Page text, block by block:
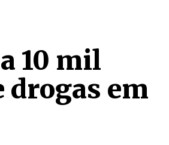
10 mil
drogas em